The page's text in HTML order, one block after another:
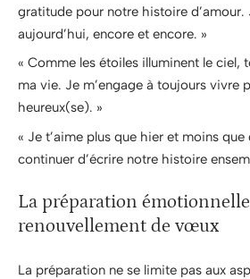
gratitude pour notre histoire d’amour.
aujourd’hui, encore et encore. »
« Comme les étoiles illuminent le ciel,
ma vie. Je m’engage à toujours vivre
heureux(se). »
« Je t’aime plus que hier et moins
continuer d’écrire notre histoire
La préparation
renouvellement de vœux
La préparation ne se limite pas aux